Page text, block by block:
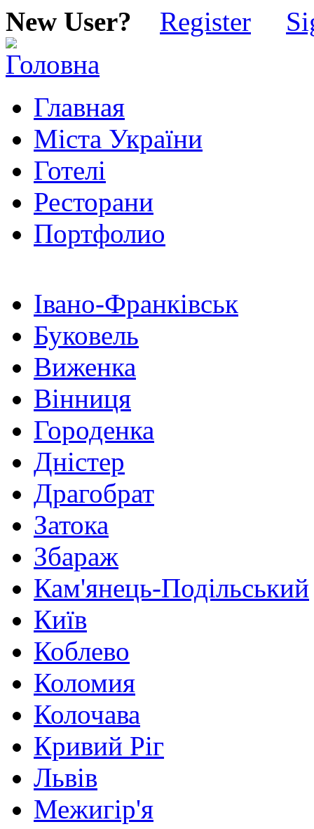
New User? Register
Главная
Міста України
Готелі
Ресторани
Портфолио
Івано-Франківськ
Буковель
Виженка
Вінниця
Городенка
Дністер
Драгобрат
Затока
Збараж
Кам'янець-Подільський
Київ
Коблево
Коломия
Колочава
Кривий Ріг
Львів
Межигір'я